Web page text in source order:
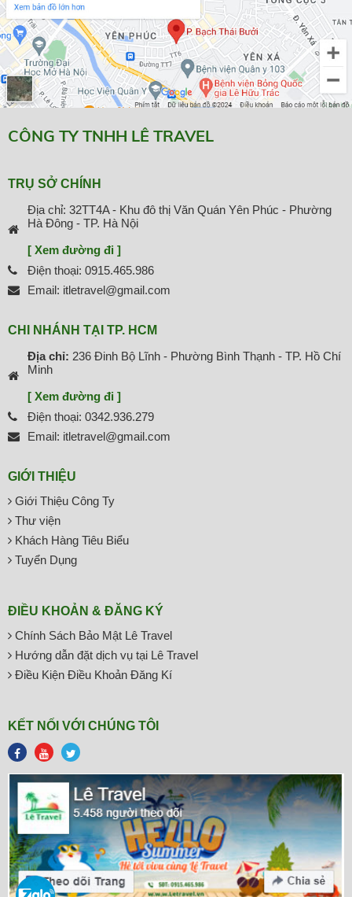
CÔNG TY TNHH LÊ TRAVEL
TRỤ SỞ CHÍNH
Địa chỉ: 32TT4A - Khu đô thị Văn Quán Yên Phúc - Phường
Hà Đông - TP. Hà Nội
[ Xem đường đi ]
Điện thoại: 0915.465.986
Email: itletravel@gmail.com
CHI NHÁNH TẠI TP. HCM
Địa chỉ: 236 Đinh Bộ Lĩnh - Phường Bình Thạnh - TP. Hồ Chí
Minh
[ Xem đường đi ]
Điện thoại: 0342.936.279
Email: itletravel@gmail.com
GIỚI THIỆU
Giới Thiệu Công Ty
Thư viện
Khách Hàng Tiêu Biểu
Tuyển Dụng
ĐIỀU KHOẢN & ĐĂNG KÝ
Chính Sách Bảo Mật Lê Travel
Hướng dẫn đặt dịch vụ tại Lê Travel
Điều Kiện Điều Khoản Đăng Kí
KẾT NỐI VỚI CHÚNG TÔI